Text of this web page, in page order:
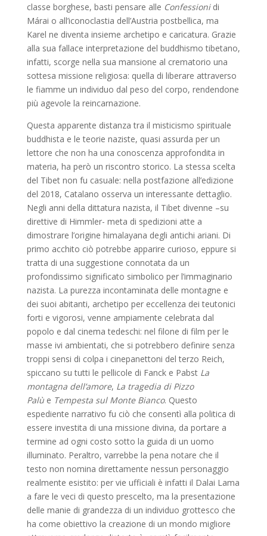
classe borghese, basti pensare alle Confessionidi
Márai o all’iconoclastia dell’Austria postbellica, ma
Karel ne diventa insieme archetipo e caricatura. Grazie
alla sua fallace interpretazione del buddhismo tibetano,
infatti, scorge nella sua mansione al crematorio una
sottesa missione religiosa: quella di liberare attraverso
le fiamme un individuo dal peso del corpo, rendendone
più agevole la reincarnazione.
Questa apparente distanza tra il misticismo spirituale
buddhista e le teorie naziste, quasi assurda per un
lettore che non ha una conoscenza approfondita in
materia, ha però un riscontro storico. La stessa scelta
del Tibet non fu casuale: nella postfazione all’edizione
del 2018, Catalano osserva un interessante dettaglio.
Negli anni della dittatura nazista, il Tibet divenne –su
direttive di Himmler- meta di spedizioni atte a
dimostrare l’origine himalayana degli antichi ariani. Di
primo acchito ciò potrebbe apparire curioso, eppure si
tratta di una suggestione connotata da un
profondissimo significato simbolico per l’immaginario
nazista. La purezza incontaminata delle montagne e
dei suoi abitanti, archetipo per eccellenza dei teutonici
forti e vigorosi, venne ampiamente celebrata dal
popolo e dal cinema tedeschi: nel filone di film per le
masse ivi ambientati, che si potrebbero definire senza
troppi sensi di colpa i cinepanettoni del terzo Reich,
spiccano su tutti le pellicole di Fanck e Pabst La
montagna dell’amore, La tragedia di Pizzo
Palùe Tempesta sul Monte Bianco. Questo
espediente narrativo fu ciò che consentì alla politica di
essere investita di una missione divina, da portare a
termine ad ogni costo sotto la guida di un uomo
illuminato. Peraltro, varrebbe la pena notare che il
testo non nomina direttamente nessun personaggio
realmente esistito: per vie ufficiali è infatti il Dalai Lama
a fare le veci di questo prescelto, ma la presentazione
delle manie di grandezza di un individuo grottesco che
ha come obiettivo la creazione di un mondo migliore